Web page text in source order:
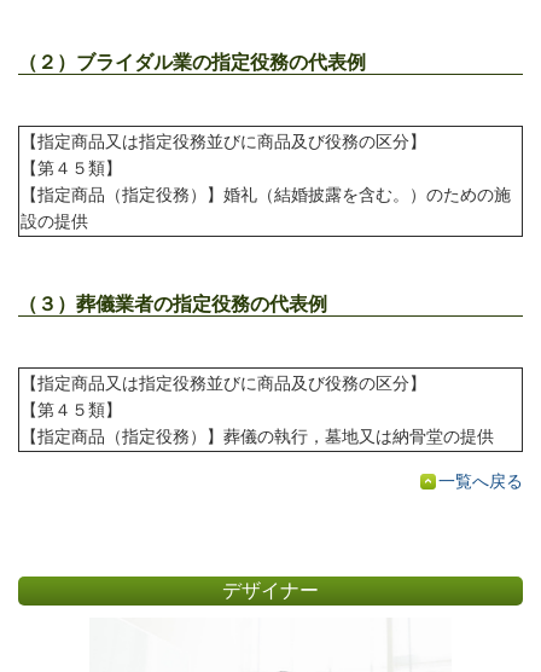
（２）ブライダル業の指定役務の代表例
【指定商品又は指定役務並びに商品及び役務の区分】
【第４５類】
【指定商品（指定役務）】婚礼（結婚披露を含む。）のための施
設の提供
（３）葬儀業者の指定役務の代表例
【指定商品又は指定役務並びに商品及び役務の区分】
【第４５類】
【指定商品（指定役務）】葬儀の執行，墓地又は納骨堂の提供
一覧へ戻る
デザイナー